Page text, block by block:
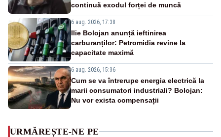
continuă exodul forței de muncă
6 aug. 2026, 17:38
Ilie Bolojan anunță ieftinirea
carburanților: Petromidia revine la
capacitate maximă
6 aug. 2026, 15:36
Cum se va întrerupe energia electrică la
marii consumatori industriali? Bolojan:
Nu vor exista compensații
URMĂREȘTE-NE PE